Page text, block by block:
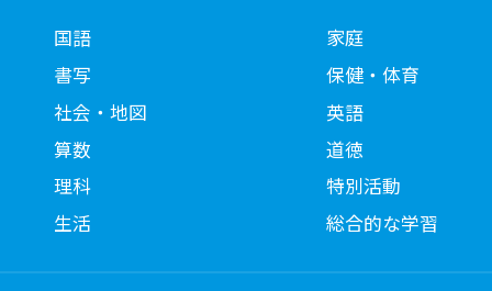
国語
書写
社会・地図
算数
理科
生活
家庭
保健・体育
英語
道徳
特別活動
総合的な学習